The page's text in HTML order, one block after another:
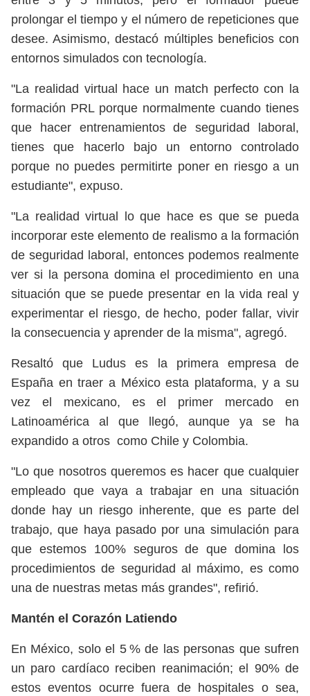
prolongar el tiempo y el número de repeticiones que
desee. Asimismo, destacó múltiples beneficios con
entornos simulados con tecnología.
"La realidad virtual hace un match perfecto con la
formación PRL porque normalmente cuando tienes
que hacer entrenamientos de seguridad laboral,
tienes que hacerlo bajo un entorno controlado
porque no puedes permitirte poner en riesgo a un
estudiante", expuso.
"La realidad virtual lo que hace es que se pueda
incorporar este elemento de realismo a la formación
de seguridad laboral, entonces podemos realmente
ver si la persona domina el procedimiento en una
situación que se puede presentar en la vida real y
experimentar el riesgo, de hecho, poder fallar, vivir
la consecuencia y aprender de la misma", agregó.
Resaltó que Ludus es la primera empresa de
España en traer a México esta plataforma, y a su
vez el mexicano, es el primer mercado en
Latinoamérica al que llegó, aunque ya se ha
expandido a otros como Chile y Colombia.
"Lo que nosotros queremos es hacer que cualquier
empleado que vaya a trabajar en una situación
donde hay un riesgo inherente, que es parte del
trabajo, que haya pasado por una simulación para
que estemos 100% seguros de que domina los
procedimientos de seguridad al máximo, es como
una de nuestras metas más grandes", refirió.
Mantén el Corazón Latiendo
En México, solo el 5 % de las personas que sufren
un paro cardíaco reciben reanimación; el 90% de
estos eventos ocurre fuera de hospitales o sea,